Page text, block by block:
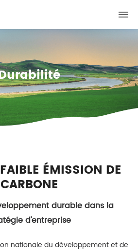
ÉMISSION DE
CARBONE
durable dans la
d'entreprise
nationale du développement et de